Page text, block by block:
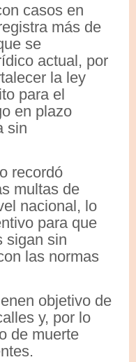
casos en
más de
se
actual, por
la ley
para el
en plazo
sin
recordó
multas de
nacional, lo
para que
sigan sin
las normas
objetivo de
y, por lo
de muerte